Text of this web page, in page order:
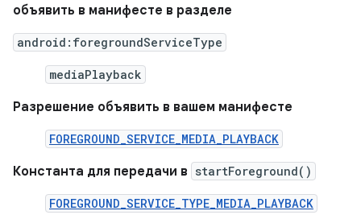
объявить в манифесте в разделе
android:foregroundServiceType
mediaPlayback
Разрешение объявить в вашем манифесте
FOREGROUND_SERVICE_MEDIA_PLAYBACK
Константа для передачи в startForeground()
FOREGROUND_SERVICE_TYPE_MEDIA_PLAYBACK